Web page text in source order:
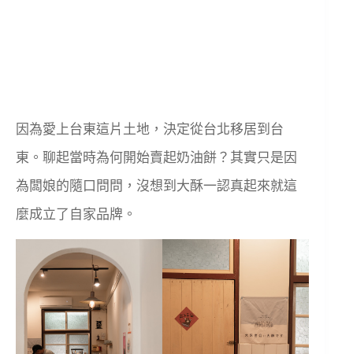
因為愛上台東這片土地，決定從台北移居到台
東。聊起當時為何開始賣起奶油餅？其實只是因
為闆娘的隨口問問，沒想到大酥一認真起來就這
麼成立了自家品牌。